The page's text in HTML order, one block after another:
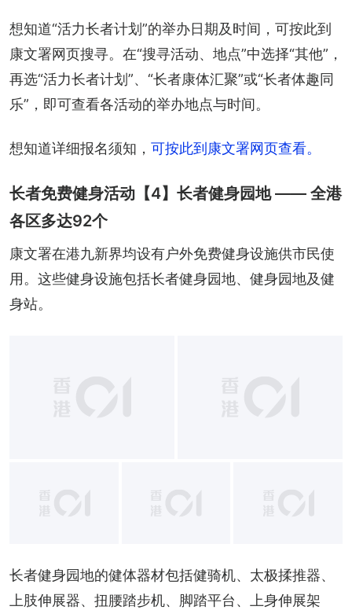
想知道“活力长者计划”的举办日期及时间，可按此到
康文署网页搜寻。在“搜寻活动、地点”中选择“其他”，
再选“活力长者计划”、“长者康体汇聚”或“长者体趣同
乐”，即可查看各活动的举办地点与时间。
想知道详细报名须知， 可按此到康文署网页查看。
长者免费健身活动【4】长者健身园地 —— 全港
各区多达92个
康文署在港九新界均设有户外免费健身设施供市民使
用。这些健身设施包括长者健身园地、健身园地及健
身站。
长者健身园地的健体器材包括健骑机、太极揉推器、
上肢伸展器、扭腰踏步机、脚踏平台、上身伸展架